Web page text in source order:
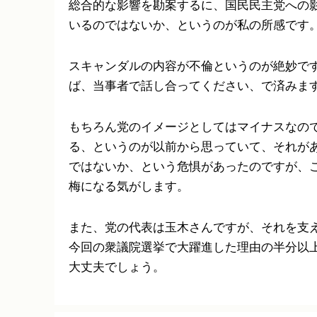
総合的な影響を勘案するに、国民民主党へ
いるのではないか、というのが私の所感です
スキャンダルの内容が不倫というのが絶妙
ば、当事者で話し合ってください、で済みま
もちろん党のイメージとしてはマイナスな
る、というのが以前から思っていて、それ
ではないか、という危惧があったのですが
梅になる気がします。
また、党の代表は玉木さんですが、それを
今回の衆議院選挙で大躍進した理由の半分
大丈夫でしょう。